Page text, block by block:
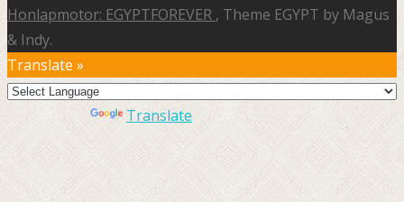
Honlapmotor: EGYPTFOREVER , Theme EGYPT by Magus
& Indy.
Translate »
Powered by Translate